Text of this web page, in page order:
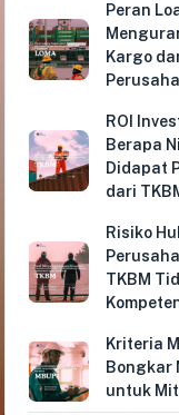
Peran
Kargo
ROI
Berapa
Didapat
dari
Risiko
TKBM
Kriteria
Bongkar
untuk